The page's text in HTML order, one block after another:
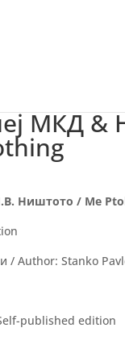
МКД &
Ништото / Me
/ Author: Stanko
published edition